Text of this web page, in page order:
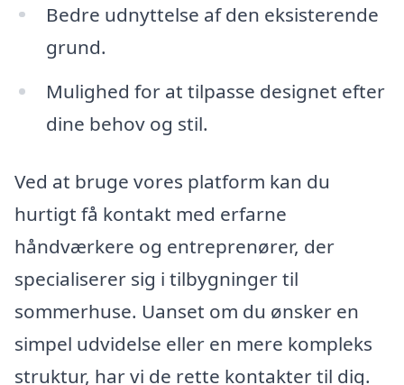
Bedre udnyttelse af den eksisterende
grund.
Mulighed for at tilpasse designet efter
dine behov og stil.
Ved at bruge vores platform kan du
hurtigt få kontakt med erfarne
håndværkere og entreprenører, der
specialiserer sig i tilbygninger til
sommerhuse. Uanset om du ønsker en
simpel udvidelse eller en mere kompleks
struktur, har vi de rette kontakter til dig.